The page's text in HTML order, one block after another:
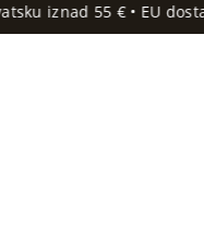
55 € • EU dostava